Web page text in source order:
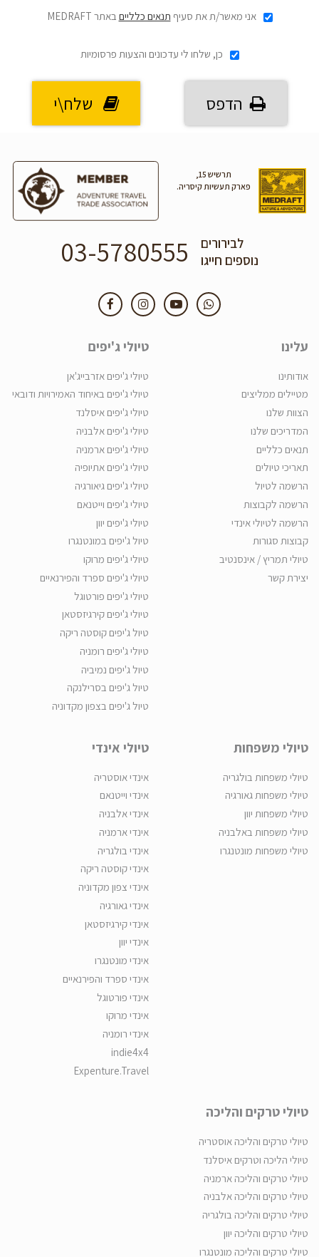
אני מאשר/ת את סעיף תנאים כלליים באתר MEDRAFT
כן, שלחו לי עדכונים והצעות פרסומיות
הדפס שלח\י
תרשיש 15,
פארק תעשיות קיסריה.
לבירורים
נוספים חייגו
03-5780555
עלינו
אודותינו
מטיילים ממליצים
הצוות שלנו
המדריכים שלנו
תנאים כלליים
תאריכי טיולים
הרשמה לטיול
הרשמה לקבוצות
הרשמה לטיולי אינדי
קבוצות סגורות
טיולי תמריץ / אינסנטיב
יצירת קשר
טיולי ג'יפים
טיולי ג'יפים אזרבייג'אן
טיולי ג'יפים באיחוד האמירויות ודובאי
טיולי ג'יפים איסלנד
טיולי ג'יפים אלבניה
טיולי ג'יפים ארמניה
טיולי ג'יפים אתיופיה
טיולי ג'יפים גיאורגיה
טיולי ג'יפים וייטנאם
טיולי ג'יפים יוון
טיול ג'יפים במונטנגרו
טיולי ג'יפים מרוקו
טיולי ג'יפים ספרד והפירנאיים
טיולי ג'יפים פורטוגל
טיולי ג'יפים קירגיזסטאן
טיול ג'יפים קוסטה ריקה
טיולי ג'יפים רומניה
טיול ג'יפים נמיביה
טיול ג'יפים בסרילנקה
טיול ג'יפים בצפון מקדוניה
טיולי משפחות
טיולי משפחות בולגריה
טיולי משפחות גאורגיה
טיולי משפחות יוון
טיולי משפחות באלבניה
טיולי משפחות מונטנגרו
טיולי אינדי
אינדי אוסטריה
אינדי וייטנאם
אינדי אלבניה
אינדי ארמניה
אינדי בולגריה
אינדי קוסטה ריקה
אינדי צפון מקדוניה
אינדי גאורגיה
אינדי קירגיזסטאן
אינדי יוון
אינדי מונטנגרו
אינדי ספרד והפירנאיים
אינדי פורטוגל
אינדי מרוקו
אינדי רומניה
indie4x4
Expenture.Travel
טיולי טרקים והליכה
טיולי טרקים והליכה אוסטריה
טיולי הליכה וטרקים איסלנד
טיולי טרקים והליכה ארמניה
טיולי טרקים והליכה אלבניה
טיולי טרקים והליכה בולגריה
טיולי טרקים והליכה יוון
טיולי טרקים והליכה מונטנגרו